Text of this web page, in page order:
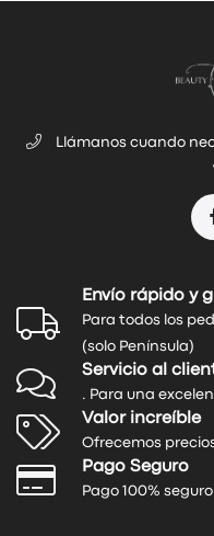
Llámanos cuando
Envío rápido y
Para todos los
(solo Península)
Servicio al
. Para una
Valor increíble
Ofrecemos
Pago Seguro
Pago 100%